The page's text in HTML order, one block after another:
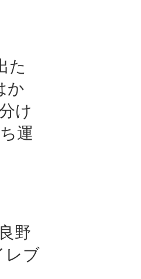
た
か
け
運
野
レブ